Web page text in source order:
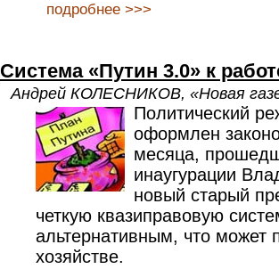
подробнее >>>
Система «Путин 3.0» к
Андрей КОЛЕСНИКОВ, «Новая
Политический
оформлен
месяца,
инаугурации
новый старый
четкую квазиправовую
альтернативным, что может
хозяйстве.